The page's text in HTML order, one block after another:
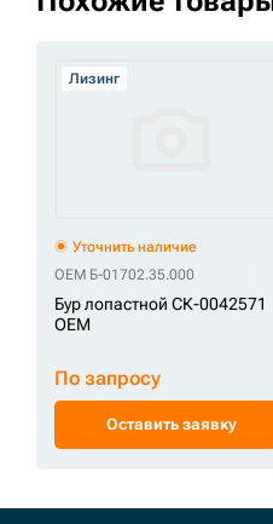
Лизинг
Уточнить наличие
OEM Б-01702.35.000
Бур лопастной СК-0042571
OEM
По запросу
Оставить заявку